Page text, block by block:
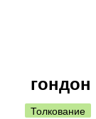
гондон
Толкование